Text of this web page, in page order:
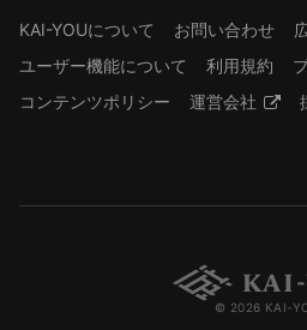
KAI-YOUについて
お問い合わせ
ユーザー機能について
利用規約
コンテンツポリシー
運営会社
© 2026 KAI-